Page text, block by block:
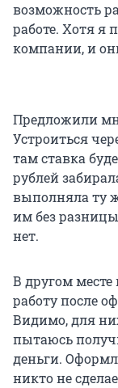
возможность
работе. Хотя я
компании, и
Предложили
Устроиться
там ставка
рублей
выполняла ту
им без
нет.
В другом
работу после
Видимо, для
пытаюсь
деньги.
никто не